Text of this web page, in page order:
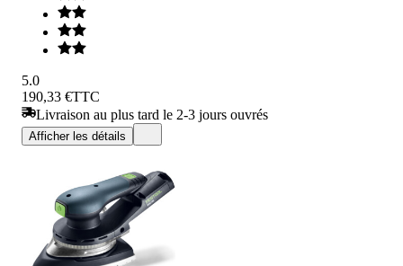
5.0
190,33 €TTC
Livraison au plus tard le 2-3 jours ouvrés
Afficher les détails